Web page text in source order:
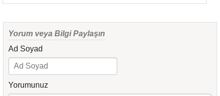
Yorum veya Bilgi Paylaşın
Ad Soyad
Yorumunuz